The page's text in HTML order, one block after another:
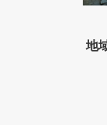
地